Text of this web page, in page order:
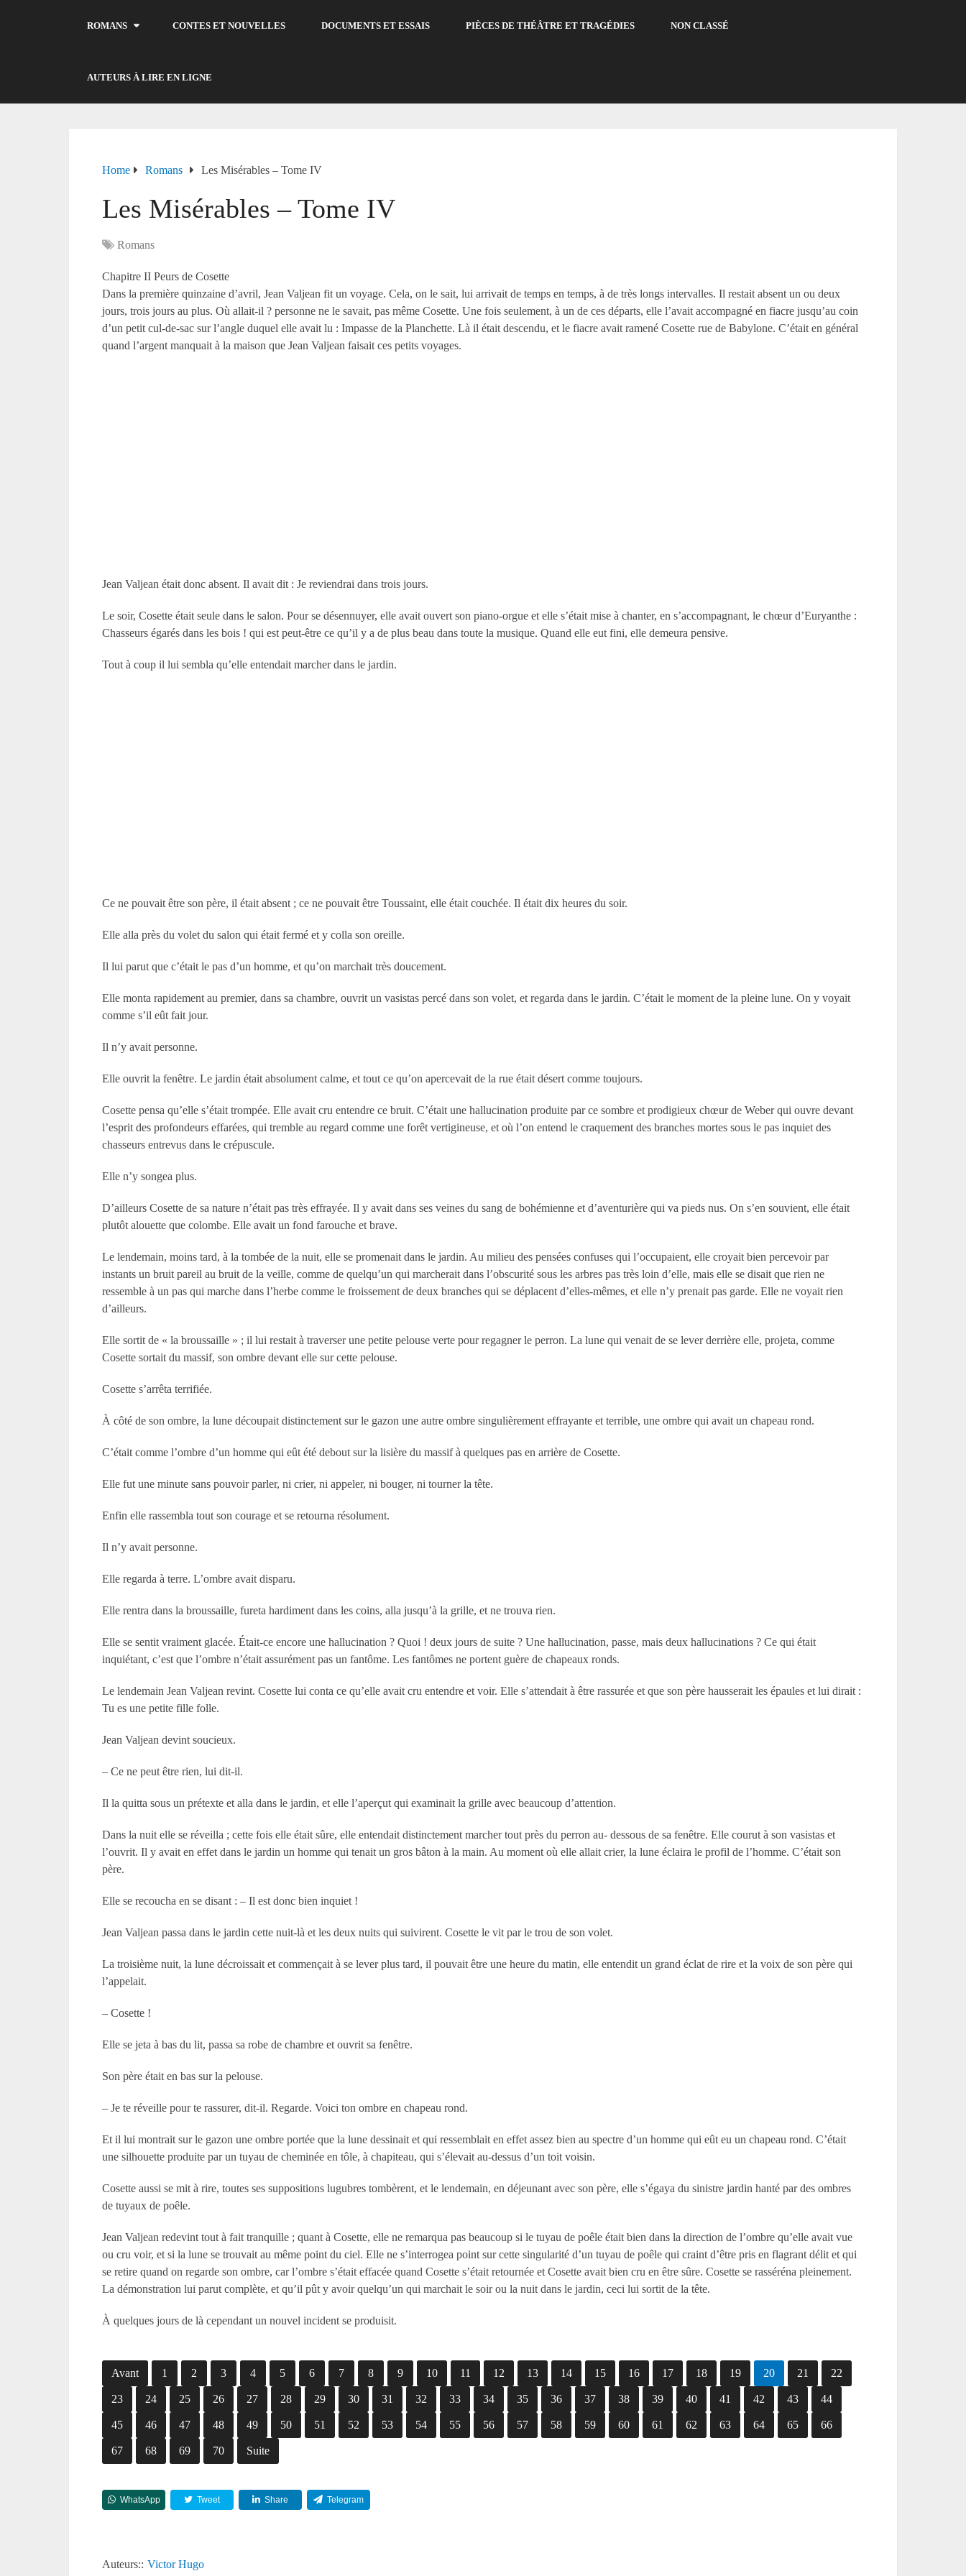
ROMANS CONTES ET NOUVELLES DOCUMENTS ET ESSAIS PIÈCES DE THÉÂTRE ET TRAGÉDIES NON CLASSÉ
AUTEURS À LIRE EN LIGNE
Home Romans Les Misérables – Tome IV
Les Misérables – Tome IV
Romans
Chapitre II Peurs de Cosette
Dans la première quinzaine d’avril, Jean Valjean fit un voyage. Cela, on le sait, lui arrivait de temps en temps, à de très longs intervalles. Il restait absent un ou deux
jours, trois jours au plus. Où allait-il ? personne ne le savait, pas même Cosette. Une fois seulement, à un de ces départs, elle l’avait accompagné en fiacre jusqu’au coin
d’un petit cul-de-sac sur l’angle duquel elle avait lu : Impasse de la Planchette. Là il était descendu, et le fiacre avait ramené Cosette rue de Babylone. C’était en général
quand l’argent manquait à la maison que Jean Valjean faisait ces petits voyages.
Jean Valjean était donc absent. Il avait dit : Je reviendrai dans trois jours.
Le soir, Cosette était seule dans le salon. Pour se désennuyer, elle avait ouvert son piano-orgue et elle s’était mise à chanter, en s’accompagnant, le chœur d’Euryanthe :
Chasseurs égarés dans les bois ! qui est peut-être ce qu’il y a de plus beau dans toute la musique. Quand elle eut fini, elle demeura pensive.
Tout à coup il lui sembla qu’elle entendait marcher dans le jardin.
Ce ne pouvait être son père, il était absent ; ce ne pouvait être Toussaint, elle était couchée. Il était dix heures du soir.
Elle alla près du volet du salon qui était fermé et y colla son oreille.
Il lui parut que c’était le pas d’un homme, et qu’on marchait très doucement.
Elle monta rapidement au premier, dans sa chambre, ouvrit un vasistas percé dans son volet, et regarda dans le jardin. C’était le moment de la pleine lune. On y voyait
comme s’il eût fait jour.
Il n’y avait personne.
Elle ouvrit la fenêtre. Le jardin était absolument calme, et tout ce qu’on apercevait de la rue était désert comme toujours.
Cosette pensa qu’elle s’était trompée. Elle avait cru entendre ce bruit. C’était une hallucination produite par ce sombre et prodigieux chœur de Weber qui ouvre devant
l’esprit des profondeurs effarées, qui tremble au regard comme une forêt vertigineuse, et où l’on entend le craquement des branches mortes sous le pas inquiet des
chasseurs entrevus dans le crépuscule.
Elle n’y songea plus.
D’ailleurs Cosette de sa nature n’était pas très effrayée. Il y avait dans ses veines du sang de bohémienne et d’aventurière qui va pieds nus. On s’en souvient, elle était
plutôt alouette que colombe. Elle avait un fond farouche et brave.
Le lendemain, moins tard, à la tombée de la nuit, elle se promenait dans le jardin. Au milieu des pensées confuses qui l’occupaient, elle croyait bien percevoir par
instants un bruit pareil au bruit de la veille, comme de quelqu’un qui marcherait dans l’obscurité sous les arbres pas très loin d’elle, mais elle se disait que rien ne
ressemble à un pas qui marche dans l’herbe comme le froissement de deux branches qui se déplacent d’elles-mêmes, et elle n’y prenait pas garde. Elle ne voyait rien
d’ailleurs.
Elle sortit de « la broussaille » ; il lui restait à traverser une petite pelouse verte pour regagner le perron. La lune qui venait de se lever derrière elle, projeta, comme
Cosette sortait du massif, son ombre devant elle sur cette pelouse.
Cosette s’arrêta terrifiée.
À côté de son ombre, la lune découpait distinctement sur le gazon une autre ombre singulièrement effrayante et terrible, une ombre qui avait un chapeau rond.
C’était comme l’ombre d’un homme qui eût été debout sur la lisière du massif à quelques pas en arrière de Cosette.
Elle fut une minute sans pouvoir parler, ni crier, ni appeler, ni bouger, ni tourner la tête.
Enfin elle rassembla tout son courage et se retourna résolument.
Il n’y avait personne.
Elle regarda à terre. L’ombre avait disparu.
Elle rentra dans la broussaille, fureta hardiment dans les coins, alla jusqu’à la grille, et ne trouva rien.
Elle se sentit vraiment glacée. Était-ce encore une hallucination ? Quoi ! deux jours de suite ? Une hallucination, passe, mais deux hallucinations ? Ce qui était
inquiétant, c’est que l’ombre n’était assurément pas un fantôme. Les fantômes ne portent guère de chapeaux ronds.
Le lendemain Jean Valjean revint. Cosette lui conta ce qu’elle avait cru entendre et voir. Elle s’attendait à être rassurée et que son père hausserait les épaules et lui dirait :
Tu es une petite fille folle.
Jean Valjean devint soucieux.
– Ce ne peut être rien, lui dit-il.
Il la quitta sous un prétexte et alla dans le jardin, et elle l’aperçut qui examinait la grille avec beaucoup d’attention.
Dans la nuit elle se réveilla ; cette fois elle était sûre, elle entendait distinctement marcher tout près du perron au- dessous de sa fenêtre. Elle courut à son vasistas et
l’ouvrit. Il y avait en effet dans le jardin un homme qui tenait un gros bâton à la main. Au moment où elle allait crier, la lune éclaira le profil de l’homme. C’était son
père.
Elle se recoucha en se disant : – Il est donc bien inquiet !
Jean Valjean passa dans le jardin cette nuit-là et les deux nuits qui suivirent. Cosette le vit par le trou de son volet.
La troisième nuit, la lune décroissait et commençait à se lever plus tard, il pouvait être une heure du matin, elle entendit un grand éclat de rire et la voix de son père qui
l’appelait.
– Cosette !
Elle se jeta à bas du lit, passa sa robe de chambre et ouvrit sa fenêtre.
Son père était en bas sur la pelouse.
– Je te réveille pour te rassurer, dit-il. Regarde. Voici ton ombre en chapeau rond.
Et il lui montrait sur le gazon une ombre portée que la lune dessinait et qui ressemblait en effet assez bien au spectre d’un homme qui eût eu un chapeau rond. C’était
une silhouette produite par un tuyau de cheminée en tôle, à chapiteau, qui s’élevait au-dessus d’un toit voisin.
Cosette aussi se mit à rire, toutes ses suppositions lugubres tombèrent, et le lendemain, en déjeunant avec son père, elle s’égaya du sinistre jardin hanté par des ombres
de tuyaux de poêle.
Jean Valjean redevint tout à fait tranquille ; quant à Cosette, elle ne remarqua pas beaucoup si le tuyau de poêle était bien dans la direction de l’ombre qu’elle avait vue
ou cru voir, et si la lune se trouvait au même point du ciel. Elle ne s’interrogea point sur cette singularité d’un tuyau de poêle qui craint d’être pris en flagrant délit et qui
se retire quand on regarde son ombre, car l’ombre s’était effacée quand Cosette s’était retournée et Cosette avait bien cru en être sûre. Cosette se rasséréna pleinement.
La démonstration lui parut complète, et qu’il pût y avoir quelqu’un qui marchait le soir ou la nuit dans le jardin, ceci lui sortit de la tête.
À quelques jours de là cependant un nouvel incident se produisit.
Avant 1 2 3 4 5 6 7 8 9 10 11 12 13 14 15 16 17 18 19 20 21 22
23 24 25 26 27 28 29 30 31 32 33 34 35 36 37 38 39 40 41 42 43 44
45 46 47 48 49 50 51 52 53 54 55 56 57 58 59 60 61 62 63 64 65 66
67 68 69 70 Suite
WhatsApp Tweet Share Telegram
Auteurs:: Victor Hugo